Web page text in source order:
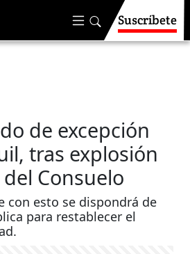
Suscríbete
de excepción
tras explosión
Consuelo
con esto se dispondrá de
para restablecer el